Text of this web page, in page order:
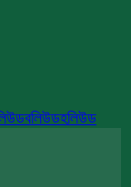
বলিউডহলিউড